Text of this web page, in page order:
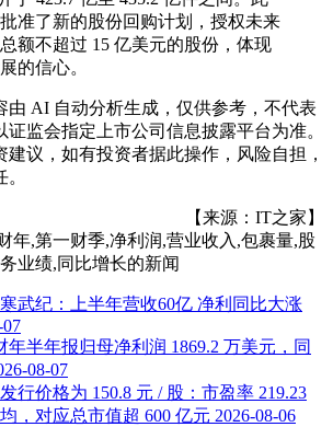
准了新的股份回购计划，授权未来
额不超过 15 亿美元的股份，体现
的信心。
由 AI 自动分析生成，仅供参考，不代表
监会指定上市公司信息披露平台为准。
议，如有投资者据此操作，风险自担，
【来源：IT之家】
年,第一财季,净利润,营业收入,包裹量,股
业绩,同比增长的新闻
武纪：上半年营收60亿 净利同比大涨
07
年半年报归母净利润 1869.2 万美元，同
08-07
行价格为 150.8 元 / 股：市盈率 219.23
，对应总市值超 600 亿元 2026-08-06